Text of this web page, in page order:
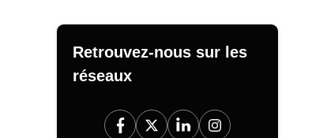
Retrouvez-nous sur les
réseaux